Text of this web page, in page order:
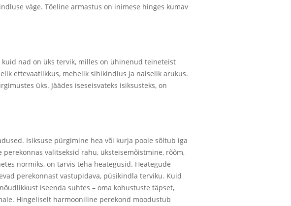
väge. Tõeline armastus on inimese hinges kumav
nad on üks tervik, milles on ühinenud teineteist
ettevaatlikkus, mehelik sihikindlus ja naiselik arukus.
üks. Jäädes iseseisvateks isiksusteks, on
Isiksuse pürgimine hea või kurja poole sõltub iga
valitseksid rahu, üksteisemõistmine, rõõm,
normiks, on tarvis teha heategusid. Heategude
perekonnast vastupidava, püsikindla terviku. Kuid
iseenda suhtes – oma kohustuste täpset,
Hingeliselt harmooniline perekond moodustub